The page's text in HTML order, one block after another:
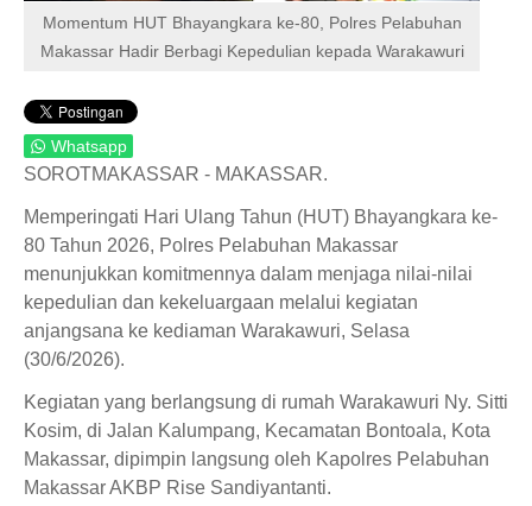
Momentum HUT Bhayangkara ke-80, Polres Pelabuhan
Makassar Hadir Berbagi Kepedulian kepada Warakawuri
Whatsapp
SOROTMAKASSAR - MAKASSAR.
Memperingati Hari Ulang Tahun (HUT) Bhayangkara ke-
80 Tahun 2026, Polres Pelabuhan Makassar
menunjukkan komitmennya dalam menjaga nilai-nilai
kepedulian dan kekeluargaan melalui kegiatan
anjangsana ke kediaman Warakawuri, Selasa
(30/6/2026).
Kegiatan yang berlangsung di rumah Warakawuri Ny. Sitti
Kosim, di Jalan Kalumpang, Kecamatan Bontoala, Kota
Makassar, dipimpin langsung oleh Kapolres Pelabuhan
Makassar AKBP Rise Sandiyantanti.